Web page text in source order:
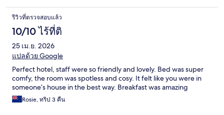
รีวิวที่ตรวจสอบแล้ว
10/10 ไร้ที่ติ
25 เม.ย. 2026
แปลด้วย Google
Perfect hotel, staff were so friendly and lovely. Bed was super
comfy, the room was spotless and cosy. It felt like you were in
someone’s house in the best way. Breakfast was amazing
Rosie, ทริป 3 คืน